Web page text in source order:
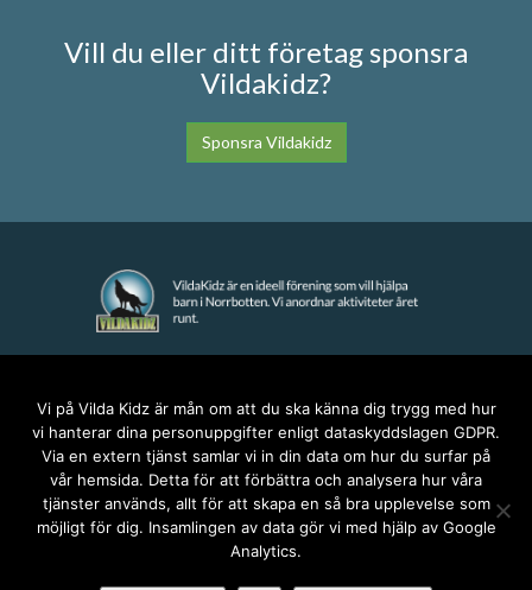
Vill du eller ditt företag sponsra
Vildakidz?
Sponsra Vildakidz
anna@vildakidz.se
076-7755068
Integritetspolicy
SOCIALA MEDIER
Vi på Vilda Kidz är mån om att du ska känna dig trygg med hur
vi hanterar dina personuppgifter enligt dataskyddslagen GDPR.
Via en extern tjänst samlar vi in din data om hur du surfar på
vår hemsida. Detta för att förbättra och analysera hur våra
tjänster används, allt för att skapa en så bra upplevelse som
möjligt för dig. Insamlingen av data gör vi med hjälp av Google
Analytics.